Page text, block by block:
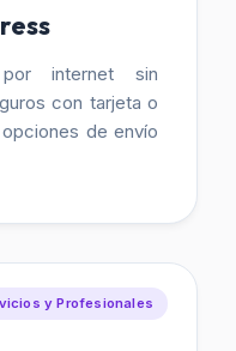
internet sin
con tarjeta o
de envío
y Profesionales